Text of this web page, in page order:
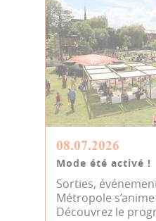
08.07.2026
Mode été activé !
Sorties,
Métropole
Découvrez le